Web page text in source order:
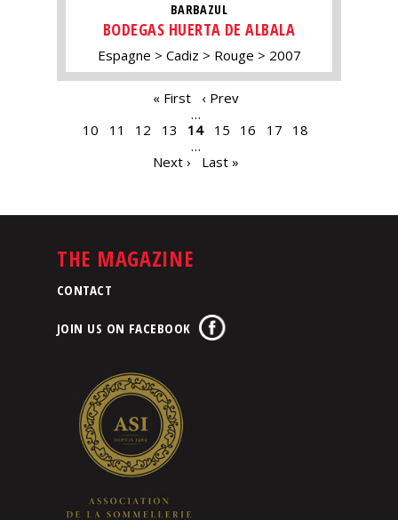
BARBAZUL
BODEGAS HUERTA DE ALBALA
Espagne Cadiz Rouge 2007
« First
‹ Prev
…
10
11 12 13 14 15 16 17
18
…
Next ›
Last »
THE MAGAZINE
CONTACT
JOIN US ON FACEBOOK